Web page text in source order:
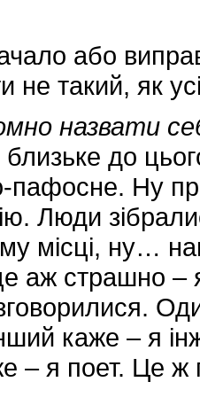
або
не такий, як
назвати
до
пафосне. Ну
Люди
місці, ну…
аж страшно –
каже – я
– я поет. Це ж